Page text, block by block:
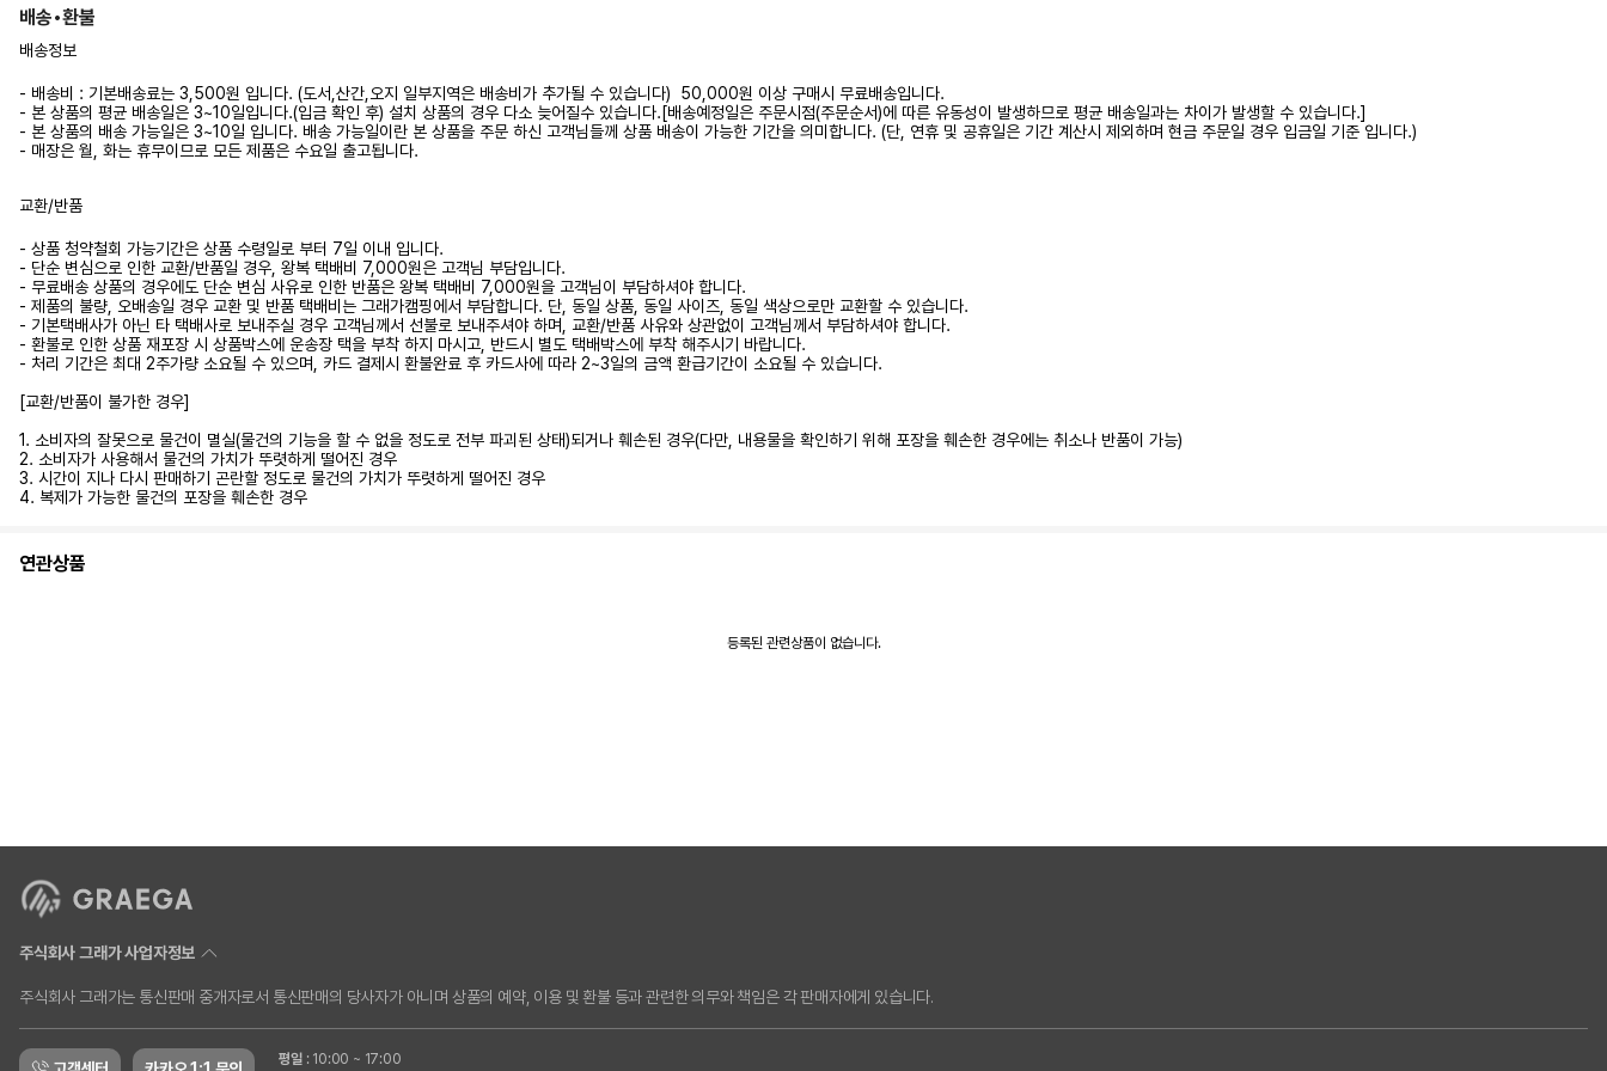
배송•환불
배송정보
- 배송비 : 기본배송료는 3,500원 입니다. (도서,산간,오지 일부지역은 배송비가 추가될 수 있습니다) 50,000원 이상 구매시 무료배송입니다.
- 본 상품의 평균 배송일은 3~10일입니다.(입금 확인 후) 설치 상품의 경우 다소 늦어질수 있습니다.[배송예정일은 주문시점(주문순서)에 따른 유동성이 발생하므로 평균 배송일과는 차이가 발생할 수 있습니다.]
- 본 상품의 배송 가능일은 3~10일 입니다. 배송 가능일이란 본 상품을 주문 하신 고객님들께 상품 배송이 가능한 기간을 의미합니다. (단, 연휴 및 공휴일은 기간 계산시 제외하며 현금 주문일 경우 입금일 기준 입니다.)
- 매장은 월, 화는 휴무이므로 모든 제품은 수요일 출고됩니다.
교환/반품
- 상품 청약철회 가능기간은 상품 수령일로 부터 7일 이내 입니다.
- 단순 변심으로 인한 교환/반품일 경우, 왕복 택배비 7,000원은 고객님 부담입니다.
- 무료배송 상품의 경우에도 단순 변심 사유로 인한 반품은 왕복 택배비 7,000원을 고객님이 부담하셔야 합니다.
- 제품의 불량, 오배송일 경우 교환 및 반품 택배비는 그래가캠핑에서 부담합니다. 단, 동일 상품, 동일 사이즈, 동일 색상으로만 교환할 수 있습니다.
- 기본택배사가 아닌 타 택배사로 보내주실 경우 고객님께서 선불로 보내주셔야 하며, 교환/반품 사유와 상관없이 고객님께서 부담하셔야 합니다.
- 환불로 인한 상품 재포장 시 상품박스에 운송장 택을 부착 하지 마시고, 반드시 별도 택배박스에 부착 해주시기 바랍니다.
- 처리 기간은 최대 2주가량 소요될 수 있으며, 카드 결제시 환불완료 후 카드사에 따라 2~3일의 금액 환급기간이 소요될 수 있습니다.
[교환/반품이 불가한 경우]
1. 소비자의 잘못으로 물건이 멸실(물건의 기능을 할 수 없을 정도로 전부 파괴된 상태)되거나 훼손된 경우(다만, 내용물을 확인하기 위해 포장을 훼손한 경우에는 취소나 반품이 가능)
2. 소비자가 사용해서 물건의 가치가 뚜렷하게 떨어진 경우
3. 시간이 지나 다시 판매하기 곤란할 정도로 물건의 가치가 뚜렷하게 떨어진 경우
4. 복제가 가능한 물건의 포장을 훼손한 경우
연관상품
등록된 관련상품이 없습니다.
주식회사 그래가 사업자정보
주식회사 그래가는 통신판매 중개자로서 통신판매의 당사자가 아니며 상품의 예약, 이용 및 환불 등과 관련한 의무와 책임은 각 판매자에게 있습니다.
평일: 10:00 ~ 17:00